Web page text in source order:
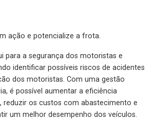
ação e potencialize a frota.
para a segurança dos motoristas e
identificar possíveis riscos de acidentes
dos motoristas. Com uma gestão
é possível aumentar a eficiência
reduzir os custos com abastecimento e
um melhor desempenho dos veículos.